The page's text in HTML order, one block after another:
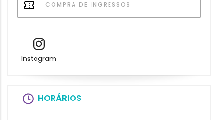
COMPRA DE INGRESSOS
Instagram
HORÁRIOS